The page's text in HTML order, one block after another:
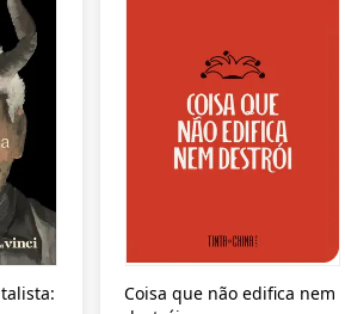
Coisa que não edifica nem